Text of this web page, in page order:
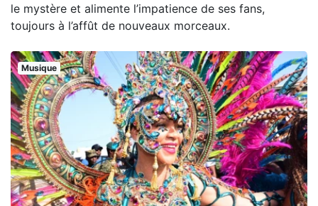
le mystère et alimente l’impatience de ses fans,
toujours à l’affût de nouveaux morceaux.
Musique